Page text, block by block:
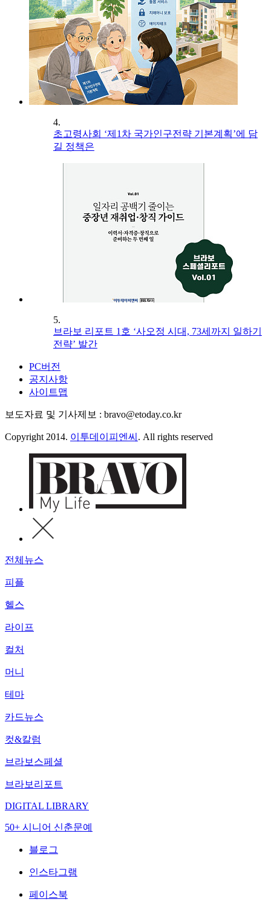
4.
초고령사회 ‘제1차 국가인구전략 기본계획’에 담
길 정책은
5.
브라보 리포트 1호 ‘사오정 시대, 73세까지 일하기
전략’ 발간
PC버전
공지사항
사이트맵
보도자료 및 기사제보 : bravo@etoday.co.kr
Copyright 2014. 이투데이피엔씨 . All rights reserved
전체뉴스
피플
헬스
라이프
컬처
머니
테마
카드뉴스
컷&칼럼
브라보스페셜
브라보리포트
DIGITAL LIBRARY
50+ 시니어 신춘문예
블로그
인스타그램
페이스북